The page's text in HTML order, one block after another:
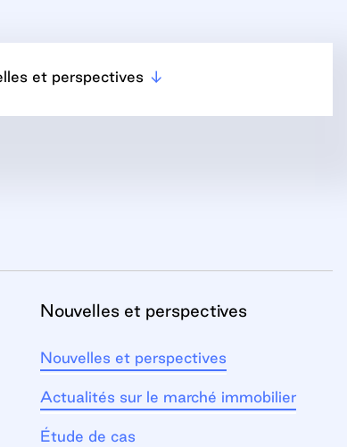
et perspectives
Nouvelles et perspectives
Nouvelles et perspectives
Actualités sur le marché immobilier
Étude de cas